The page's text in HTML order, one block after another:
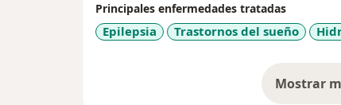
prevención de demencia en el Hospital
Fundador de la unidad de diagnostico
Director médico del Instituto Peruano
Past-presidente de la Sociedad Peruana
Principales enfermedades tratadas
Epilepsia Trastornos del sueño
Mostrar